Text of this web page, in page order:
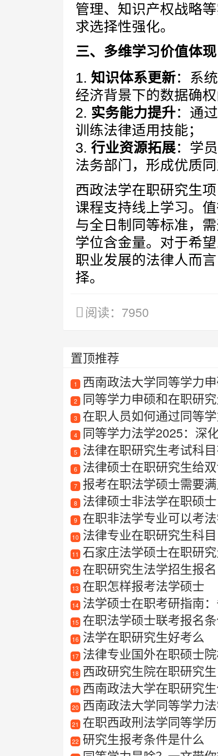
管理、知识产权战略
求选择性强化。
三、多维学习价值体现
1. 知识体系更新：系
经济背景下的数据确
2. 实务能力提升：通
训练法律适用技能；
3. 行业资源拓展：学
法务部门，形成优质
西政法学在职研究生
课程支持线上学习。
与全日制同等标准，
学位含金量。对于希
职业发展的法律人而
择。
阅读：7950
置顶推荐
1 西南政法大学同等学力
2 同等学力申硕和在职研
3 在职人员如何通过同等
4 同等学力法学2025：深
5 法律在职研究生考试科目
6 法律硕士在职研究生给
7 报考在职法学硕士需要
8 法律硕士非法学在职硕士
9 在职非法学专业可以考
10 法律专业在职研究生科目
11 石家庄法学硕士在职研
12 在职研究生法学招生报名
13 在职怎样报考法学硕士
14 法学硕士在职考研指南
15 在职法学硕士联考报名
16 法学在职研究生好考么
17 法律专业国外在职硕士
18 西政研究生院在职研究生
19 西南政法大学在职研究
20 西南政法大学同等学力
21 在职西政刑法学同等学历
22 研究生报考条件是什么